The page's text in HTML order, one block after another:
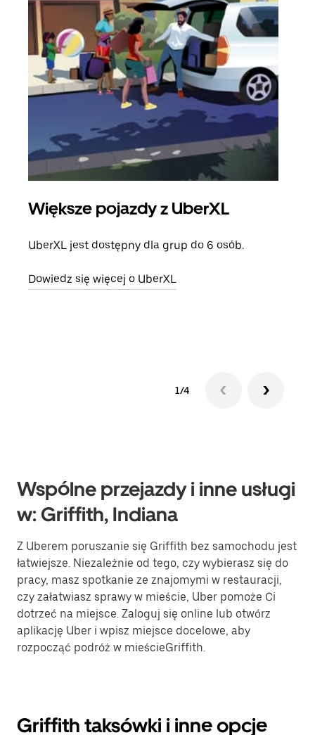
Większe pojazdy z UberXL
UberXL jest dostępny dla grup do 6 osób.
Dowiedz się więcej o UberXL
1/4
Wspólne przejazdy i inne usługi
w: Griffith, Indiana
Z Uberem poruszanie się Griffith bez samochodu jest
łatwiejsze. Niezależnie od tego, czy wybierasz się do
pracy, masz spotkanie ze znajomymi w restauracji,
czy załatwiasz sprawy w mieście, Uber pomoże Ci
dotrzeć na miejsce. Zaloguj się online lub otwórz
aplikację Uber i wpisz miejsce docelowe, aby
rozpocząć podróż w mieścieGriffith.
Griffith taksówki i inne opcje